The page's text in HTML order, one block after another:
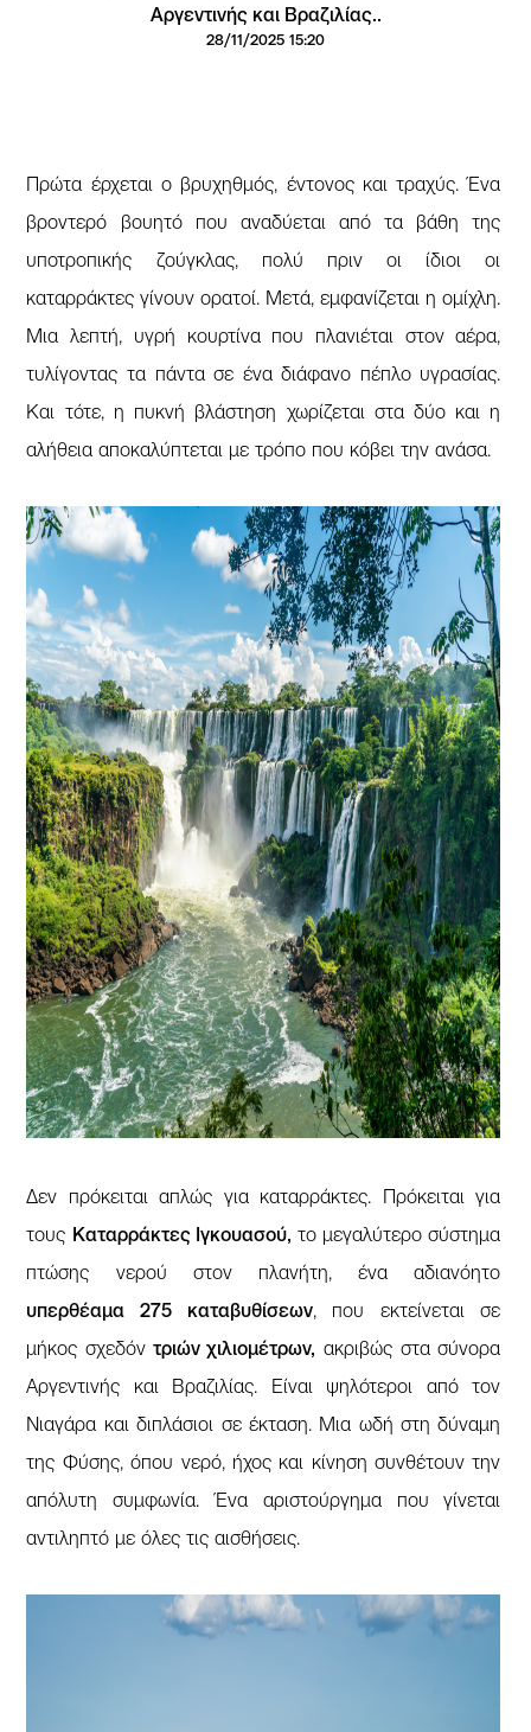
Αργεντινής και Βραζιλίας..
28/11/2025 15:20
Πρώτα έρχεται ο βρυχηθμός, έντονος και τραχύς. Ένα
βροντερό βουητό που αναδύεται από τα βάθη της
υποτροπικής ζούγκλας, πολύ πριν οι ίδιοι οι
καταρράκτες γίνουν ορατοί. Μετά, εμφανίζεται η ομίχλη.
Μια λεπτή, υγρή κουρτίνα που πλανιέται στον αέρα,
τυλίγοντας τα πάντα σε ένα διάφανο πέπλο υγρασίας.
Και τότε, η πυκνή βλάστηση χωρίζεται στα δύο και η
αλήθεια αποκαλύπτεται με τρόπο που κόβει την ανάσα.
Δεν πρόκειται απλώς για καταρράκτες. Πρόκειται για
τους Καταρράκτες Ιγκουασού, το μεγαλύτερο σύστημα
πτώσης νερού στον πλανήτη, ένα αδιανόητο
υπερθέαμα 275 καταβυθίσεων, που εκτείνεται σε
μήκος σχεδόν τριών χιλιομέτρων, ακριβώς στα σύνορα
Αργεντινής και Βραζιλίας. Είναι ψηλότεροι από τον
Νιαγάρα και διπλάσιοι σε έκταση. Μια ωδή στη δύναμη
της Φύσης, όπου νερό, ήχος και κίνηση συνθέτουν την
απόλυτη συμφωνία. Ένα αριστούργημα που γίνεται
αντιληπτό με όλες τις αισθήσεις.